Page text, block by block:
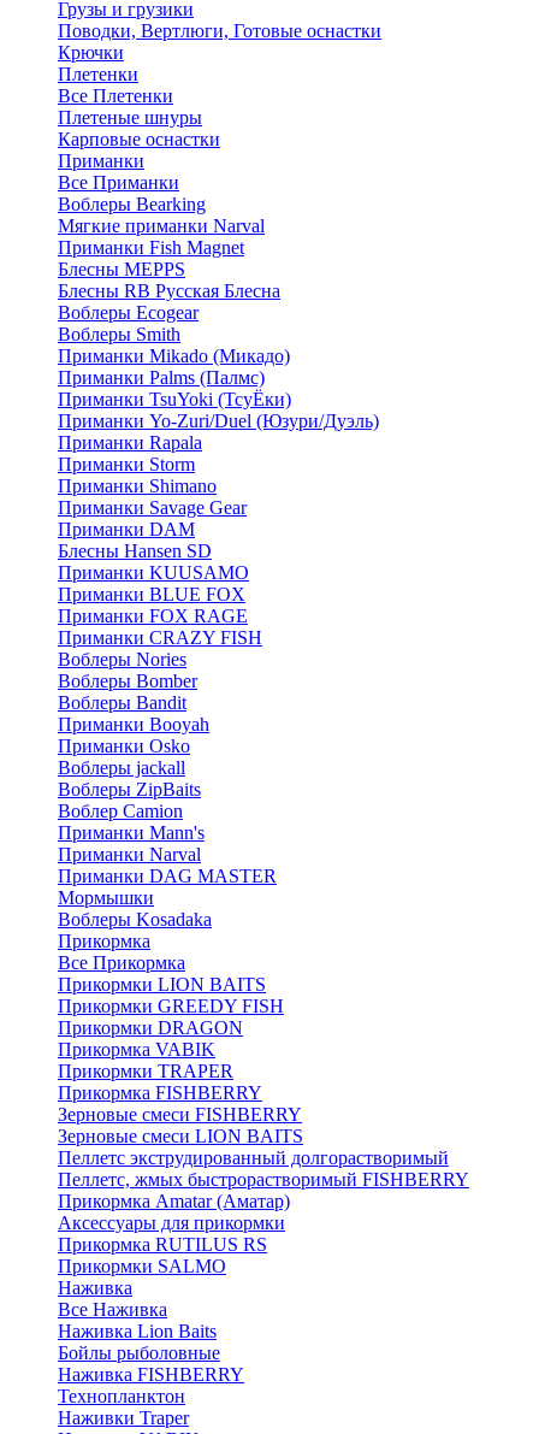
Грузы и грузики
Поводки, Вертлюги, Готовые оснастки
Крючки
Плетенки
Все Плетенки
Плетеные шнуры
Карповые оснастки
Приманки
Все Приманки
Воблеры Bearking
Мягкие приманки Narval
Приманки Fish Magnet
Блесны MEPPS
Блесны RB Русская Блесна
Воблеры Ecogear
Воблеры Smith
Приманки Mikado (Микадо)
Приманки Palms (Палмс)
Приманки TsuYoki (ТсуЁки)
Приманки Yo-Zuri/Duel (Юзури/Дуэль)
Приманки Rapala
Приманки Storm
Приманки Shimano
Приманки Savage Gear
Приманки DAM
Блесны Hansen SD
Приманки KUUSAMO
Приманки BLUE FOX
Приманки FOX RAGE
Приманки CRAZY FISH
Воблеры Nories
Воблеры Bomber
Воблеры Bandit
Приманки Booyah
Приманки Osko
Воблеры jackall
Воблеры ZipBaits
Воблер Camion
Приманки Mann's
Приманки Narval
Приманки DAG MASTER
Мормышки
Воблеры Kosadaka
Прикормка
Все Прикормка
Прикормки LION BAITS
Прикормки GREEDY FISH
Прикормки DRAGON
Прикормка VABIK
Прикормки TRAPER
Прикормка FISHBERRY
Зерновые смеси FISHBERRY
Зерновые смеси LION BAITS
Пеллетс экструдированный долгорастворимый
Пеллетс, жмых быстрорастворимый FISHBERRY
Прикормка Amatar (Аматар)
Аксессуары для прикормки
Прикормка RUTILUS RS
Прикормки SALMO
Наживка
Все Наживка
Наживка Lion Baits
Бойлы рыболовные
Наживка FISHBERRY
Технопланктон
Наживки Traper